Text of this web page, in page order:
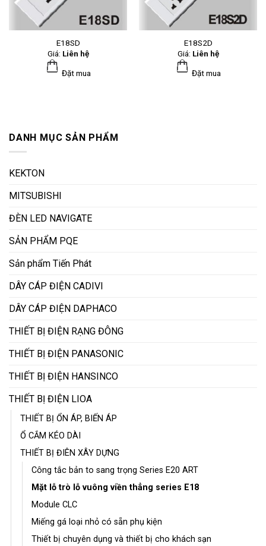
DANH MỤC SẢN PHẨM
KEKTON
MITSUBISHI
ĐÈN LED NAVIGATE
SẢN PHẨM PQE
Sản phẩm Tiến Phát
DÂY CÁP ĐIỆN CADIVI
DÂY CÁP ĐIỆN DAPHACO
THIẾT BỊ ĐIỆN RẠNG ĐÔNG
THIẾT BỊ ĐIỆN PANASONIC
THIẾT BỊ ĐIỆN HANSINCO
THIẾT BỊ ĐIỆN LIOA
THIẾT BỊ ỔN ÁP, BIẾN ÁP
Ổ CẮM KÉO DÀI
THIẾT BỊ ĐIÊN XÂY DỰNG
Công tắc bản to sang trọng Series E20 ART
Mặt lỗ trò lỗ vuông viền thẳng series E18
Module CLC
Miếng gá loại nhỏ có sẵn phụ kiện
Thiết bị chuyên dụng và thiết bị cho khách sạn
E18SD
Giá: Liên hệ
Đặt mua
E18S2D
Giá: Liên hệ
Đặt mua